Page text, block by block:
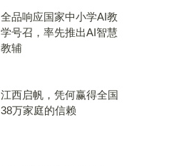
全品响应国家中小学AI教
学号召，率先推出AI智慧
教辅
江西启帆，凭何赢得全国
38万家庭的信赖